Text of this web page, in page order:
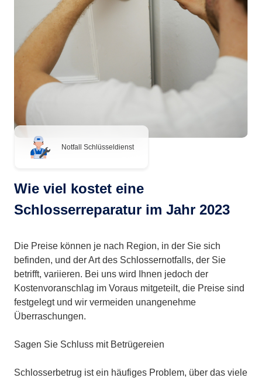
Notfall Schlüsseldienst
Wie viel kostet eine
Schlosserreparatur im Jahr 2023
Die Preise können je nach Region, in der Sie sich
befinden, und der Art des Schlossernotfalls, der Sie
betrifft, variieren. Bei uns wird Ihnen jedoch der
Kostenvoranschlag im Voraus mitgeteilt, die Preise sind
festgelegt und wir vermeiden unangenehme
Überraschungen.
Sagen Sie Schluss mit Betrügereien
Schlosserbetrug ist ein häufiges Problem, über das viele